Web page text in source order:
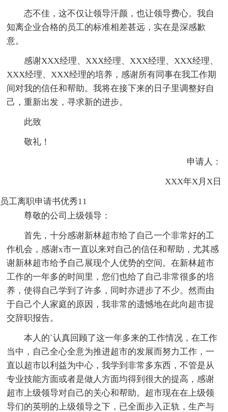
态不佳，这不仅让领导汗颜，也让领导费心。我自
知离企业合格的员工的标准相差甚远，实在是深感歉
意。
感谢XXX经理、XXX经理、XXX经理、XXX经理、
XXX经理、XXX经理的培养，感谢所有同事在我工作期
间对我的信任和帮助。我将在接下来的日子里调整好自
己，重新出发，寻求新的进步。
此致
敬礼！
申请人：
XXX年X月X日
员工离职申请书优秀11
尊敬的公司上级领导：
首先，十分感谢新林超市给了自己一个非常好的工
作机会，感谢x市一直以来对自己的信任和帮助，尤其感
谢新林超市给予自己展现个人优势的空间。在新林超市
工作的一年多的时间里，您们也给了自己非常很多的培
养，使得自己学到了许多，同时亦进步了不少。然而由
于自己个人家庭的原因，我非常的遗憾地在此向超市提
交辞职报告。
本人的`认真回顾了这一年多来的工作情况，在工作
当中，自己全心全意为推进超市的发展而努力工作，一
直以超市以利益为中心，我学到非常多东西，不管是从
专业技能方面或者是做人方面均得到很大的提高，感谢
超市上级领导对自己的关心和帮助。超市现在在上级领
导们的英明的上级领导之下，已全面步入正轨，生产与